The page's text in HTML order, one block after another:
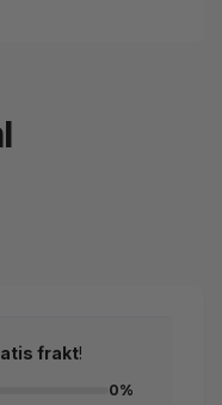
frakt!
0%